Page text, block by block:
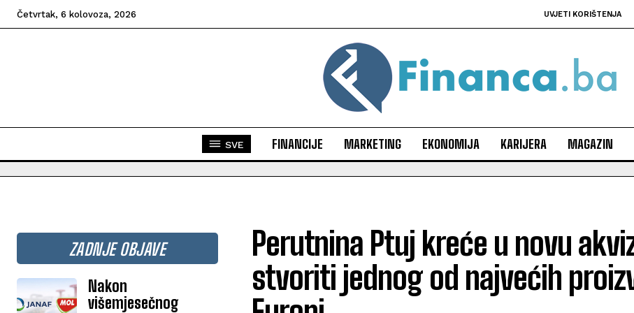
Četvrtak, 6 kolovoza, 2026 UVJETI KORIŠTENJA
SVE FINANCIJE MARKETING EKONOMIJA KARIJERA MAGAZIN
ZADNJE OBJAVE
Nakon
višemjesečnog
Perutnina Ptuj kreće u novu
stvoriti jednog od najvećih